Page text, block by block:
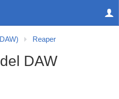
Reaper
DAW